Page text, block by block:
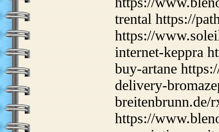
trental https://
https://
internet-keppra
buy-artane
delivery-
breitenbrunn.de/
https://